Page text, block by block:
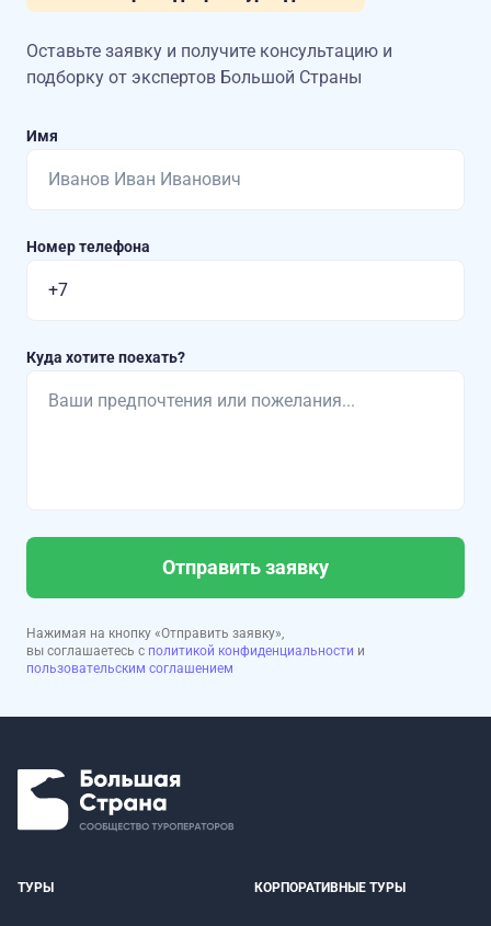
Оставьте заявку и получите консультацию и
подборку от экспертов Большой Страны
Имя
Номер телефона
Куда хотите поехать?
Отправить заявку
Нажимая на кнопку «Отправить заявку»,
вы соглашаетесь с политикой конфиденциальности и
пользовательским соглашением
ТУРЫ КОРПОРАТИВНЫЕ ТУРЫ